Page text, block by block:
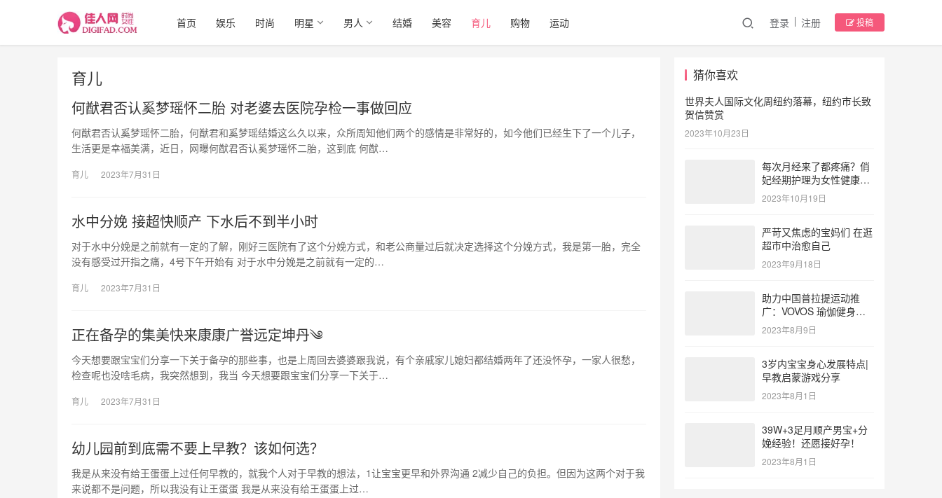
首页 娱乐 时尚 明星 男人 结婚 美容 育儿 购物 运动 登录 注册 投稿
育儿
何猷君否认奚梦瑶怀二胎 对老婆去医院孕检一事做回应
何猷君否认奚梦瑶怀二胎，何猷君和奚梦瑶结婚这么久以来，众所周知他们两个的感情是非常好的，如今他们已经生下了一个儿子，
生活更是幸福美满，近日，网曝何猷君否认奚梦瑶怀二胎，这到底 何猷…
育儿 2023年7月31日
水中分娩 接超快顺产 下水后不到半小时
对于水中分娩是之前就有一定的了解，刚好三医院有了这个分娩方式，和老公商量过后就决定选择这个分娩方式，我是第一胎，完全
没有感受过开指之痛，4号下午开始有 对于水中分娩是之前就有一定的…
育儿 2023年7月31日
正在备孕的集美快来康康广誉远定坤丹༄
今天想要跟宝宝们分享一下关于备孕的那些事，也是上周回去婆婆跟我说，有个亲戚家儿媳妇都结婚两年了还没怀孕，一家人很愁，
检查呢也没啥毛病，我突然想到，我当 今天想要跟宝宝们分享一下关于…
育儿 2023年7月31日
幼儿园前到底需不要上早教？该如何选？
我是从来没有给王蛋蛋上过任何早教的，就我个人对于早教的想法，1让宝宝更早和外界沟通 2减少自己的负担。但因为这两个对于我
来说都不是问题，所以我没有让王蛋蛋 我是从来没有给王蛋蛋上过…
猜你喜欢
世界夫人国际文化周纽约落幕，纽约市长致
贺信赞赏
2023年10月23日
每次月经来了都疼痛？俏
妃经期护理为女性健康护
航
2023年10月19日
严苛又焦虑的宝妈们 在逛
超市中治愈自己
2023年9月18日
助力中国普拉提运动推
广：VOVOS 瑜伽健身服
参与北体大专业普拉提教
练培训
2023年8月9日
3岁内宝宝身心发展特点|
早教启蒙游戏分享
2023年8月1日
39W+3足月顺产男宝+分
娩经验！还愿接好孕！
2023年8月1日